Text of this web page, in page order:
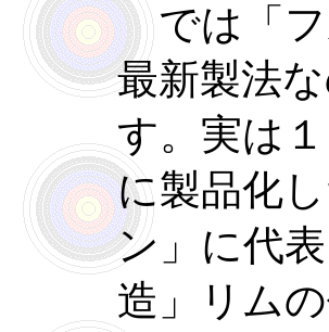
では「フ
最新製法
す。実は
に製品化
ン」に代
造」リム